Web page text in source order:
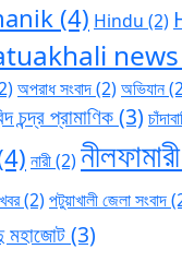
(4) Hindu (2)
news
অপরাধ সংবাদ(2) অভিযান
চন্দ্র প্রামাণিক(3)
নারী(2) নীলফামারী
(2) পটুয়াখালী জেলা সংবাদ
মহাজোট(3)